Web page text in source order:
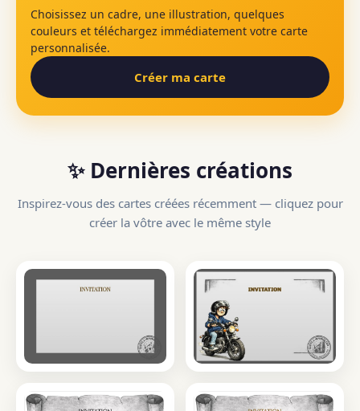
Choisissez un cadre, une illustration, quelques
couleurs et téléchargez immédiatement votre carte
personnalisée.
Créer ma carte
✨ Dernières créations
Inspirez-vous des cartes créées récemment — cliquez pour
créer la vôtre avec le même style